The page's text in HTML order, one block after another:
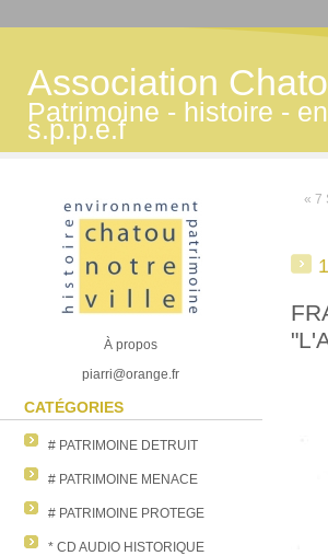
Association
Patrimoine - histoire -
s.p.p.e.f
À propos
piarri@orange.fr
CATÉGORIES
# PATRIMOINE DETRUIT
# PATRIMOINE MENACE
# PATRIMOINE PROTEGE
* CD AUDIO HISTORIQUE
« 7